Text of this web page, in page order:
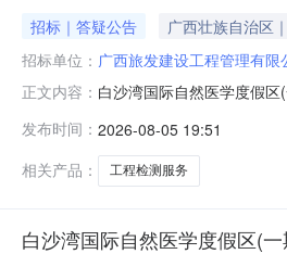
招标｜答疑公告 广西壮族自治区
招标单位： 广西旅发建设工程管理有限
正文内容： 白沙湾国际自然医学度假
次建设内容为白沙湾国际
层，地上建筑
发布时间： 2026-08-05 19:51
相关产品：
工程检测服务
白沙湾国际自然医学度假区(